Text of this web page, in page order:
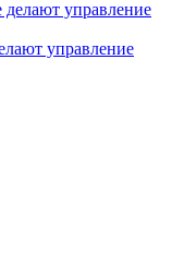
управление